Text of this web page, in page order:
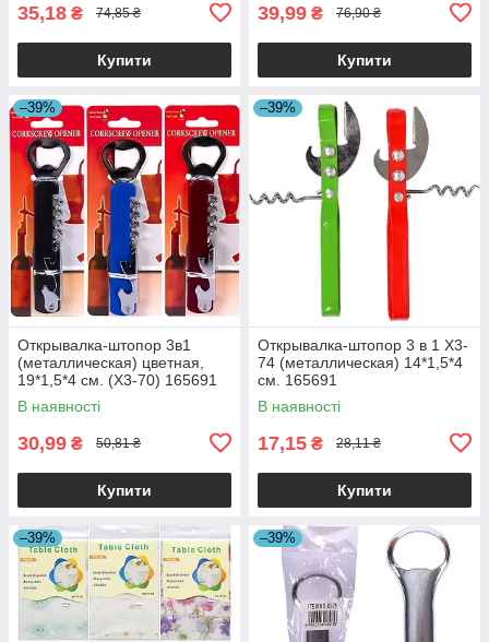
35,18 ₴ 74,85 ₴
Купити
39,99 ₴ 76,90 ₴
Купити
–39%
Открывалка-штопор 3в1
(металлическая) цветная,
19*1,5*4 см. (X3-70) 165691
В наявності
30,99 ₴ 50,81 ₴
Купити
–39%
Открывалка-штопор 3 в 1 X3-
74 (металлическая) 14*1,5*4
см. 165691
В наявності
17,15 ₴ 28,11 ₴
Купити
–39% –39%